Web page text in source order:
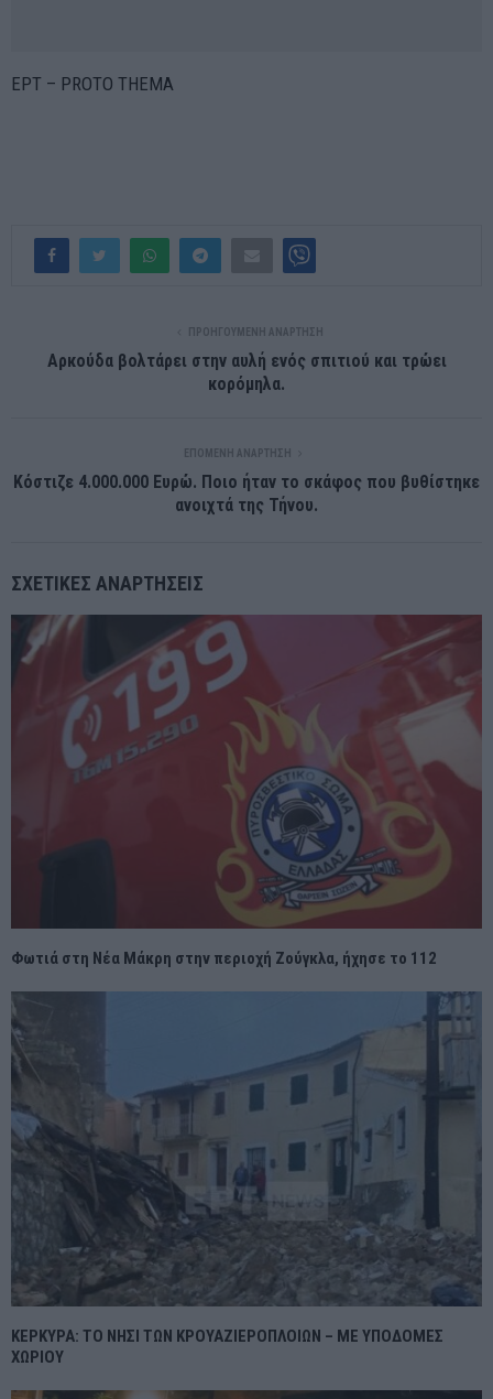
ΕΡΤ – PROTO THEMA
ΠΡΟΗΓΟΎΜΕΝΗ ΑΝΆΡΤΗΣΗ
Αρκούδα βολτάρει στην αυλή ενός σπιτιού και τρώει
κορόμηλα.
ΕΠΌΜΕΝΗ ΑΝΆΡΤΗΣΗ
Κόστιζε 4.000.000 Ευρώ. Ποιο ήταν το σκάφος που βυθίστηκε
ανοιχτά της Τήνου.
ΣΧΕΤΙΚΈΣ ΑΝΑΡΤΉΣΕΙΣ
Φωτιά στη Νέα Μάκρη στην περιοχή Ζούγκλα, ήχησε το 112
ΚΕΡΚΥΡΑ: ΤΟ ΝΗΣΙ ΤΩΝ ΚΡΟΥΑΖΙΕΡΟΠΛΟΙΩΝ – ΜΕ ΥΠΟΔΟΜΕΣ
ΧΩΡΙΟΥ